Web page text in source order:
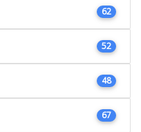
62
52
48
67